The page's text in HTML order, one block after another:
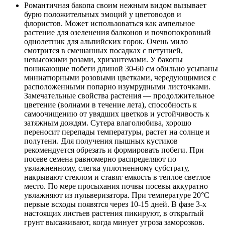
Романтичная бакопа своим нежным видом вызывает
бурю положительных эмоций у цветоводов и
флористов. Может использоваться как ампельное
растение для озеленения балконов и почвопокровный
однолетник для альпийских горок. Очень мило
смотрится в смешанных посадках с петунией,
невысокими розами, хризантемами. У бакопы
поникающие побеги длиной 30-60 см обильно усыпаны
миниатюрными розовыми цветками, чередующимися с
расположенными попарно изумрудными листочками.
Замечательные свойства растения — продолжительное
цветение (волнами в течение лета), способность к
самоочищению от увядших цветков и устойчивость к
затяжным дождям. Сутера влаголюбива, хорошо
переносит перепады температуры, растет на солнце и
полутени. Для получения пышных кустиков
рекомендуется обрезать и формировать побеги. При
посеве семена равномерно распределяют по
увлажненному, слегка уплотненному субстрату,
накрывают стеклом и ставят емкость в теплое светлое
место. По мере просыхания почвы посевы аккуратно
увлажняют из пульверизатора. При температуре 20°С
первые всходы появятся через 10-15 дней. В фазе 3-х
настоящих листьев растения пикируют, в открытый
грунт высаживают, когда минует угроза заморозков.